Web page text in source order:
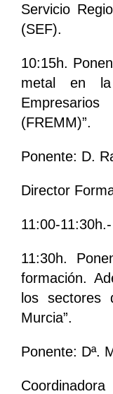
Servicio
(SEF).
10:15h.
metal en la
(FREMM)”.
Ponente: D.
Director
11:00-
11:30h.
formación.
los
Murcia”.
Ponente: Dª.